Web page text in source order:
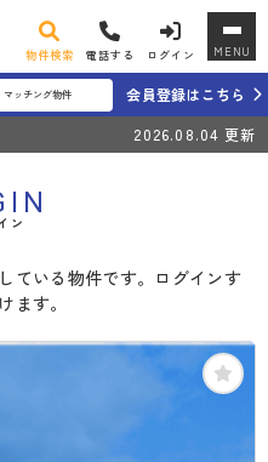
物件検索 電話する ログイン MENU
マッチング物件 会員登録はこちら
2026.08.04 更新
ン
ている物件です。ログインす
ます。